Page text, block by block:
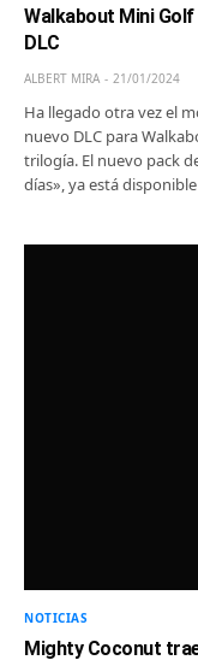
Walkabout Mini
DLC
ALBERT MIRA 21/01/2024
Ha llegado otra vez el
nuevo DLC para
trilogía. El nuevo pack
días», ya está
NOTICIAS
Mighty Coconut